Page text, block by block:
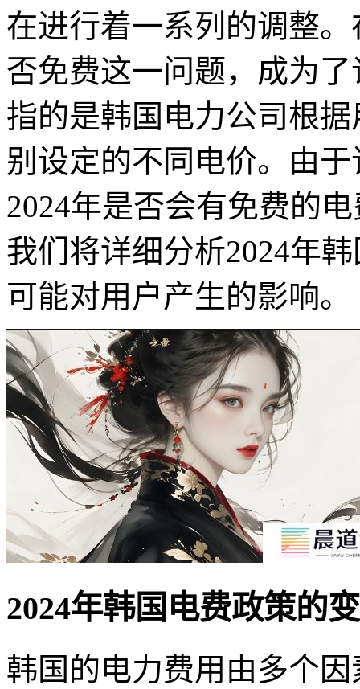
在进行着一系列的调整
否免费这一问题，成为
指的是韩国电力公司根
别设定的不同电价。由
2024年是否会有免费的
我们将详细分析2024年
可能对用户产生的影响。
2024年韩国电费政策的
韩国的电力费用由多个